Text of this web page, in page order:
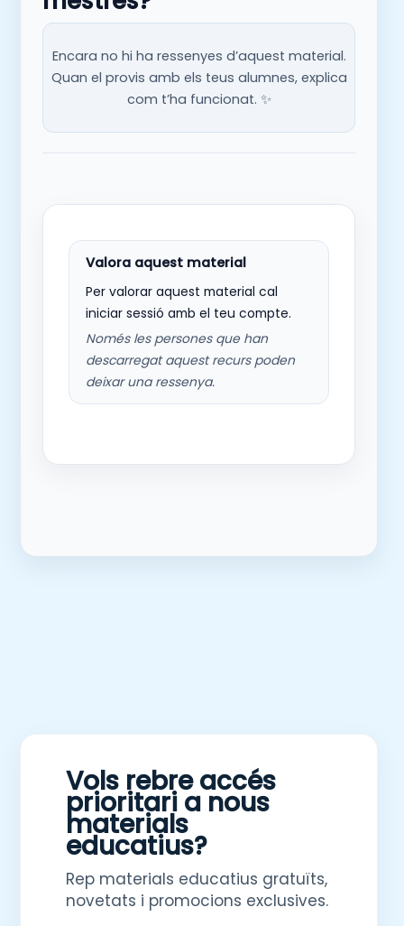
Encara no hi ha ressenyes d’aquest material.
Quan el provis amb els teus alumnes, explica
com t’ha funcionat. ✨
Per valorar aquest material cal
iniciar sessió amb el teu compte.
Només les persones que han
descarregat aquest recurs poden
deixar una ressenya.
Vols rebre accés
prioritari a nous
materials
educatius?
Rep materials educatius gratuïts,
novetats i promocions exclusives.